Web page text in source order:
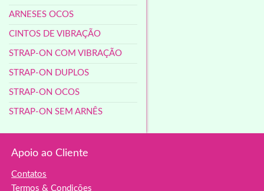
ARNESES OCOS
CINTOS DE VIBRAÇÃO
STRAP-ON COM VIBRAÇÃO
STRAP-ON DUPLOS
STRAP-ON OCOS
STRAP-ON SEM ARNÊS
Apoio ao Cliente
Contatos
Termos & Condições